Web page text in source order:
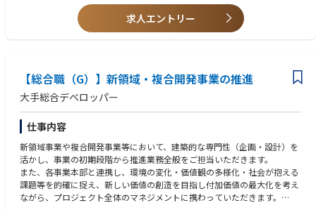
【求める人物タイプ】
■当事者意識を持って考え、主体的に行動できる方
求人エントリー
【総合職（G）】新領域・複合開発事業の推進
大手総合デベロッパー
仕事内容
新領域事業や複合開発事業等において、建築的な専門性（企画・設計）を
活かし、事業の初期段階から推進業務全般をご担当いただきます。
また、各事業本部と連携し、環境の変化・価値観の多様化・社会が抱える
課題等を的確に捉え、新しい価値の創造を目指し付加価値の最大化を考え
ながら、プロジェクト全体のマネジメントに携わっていただきます。